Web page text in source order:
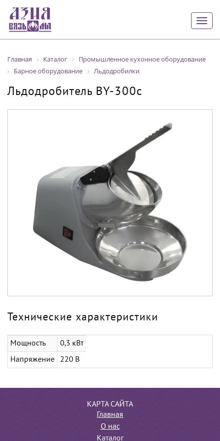
Главная Каталог
Промышленное кухонное оборудование
Барное оборудование
Льдодробилки
Льдодробитель BY-300c
Технические характеристики
Мощность 0,3 кВт
Напряжение 220 В
КАРТА САЙТА
Главная
О нас
Каталог